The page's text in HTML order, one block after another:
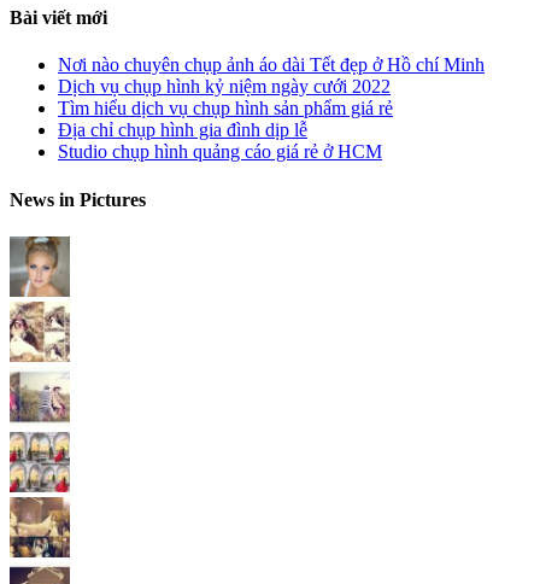
Bài viết mới
Nơi nào chuyên chụp ảnh áo dài Tết đẹp ở Hồ chí Minh
Dịch vụ chụp hình kỷ niệm ngày cưới 2022
Tìm hiểu dịch vụ chụp hình sản phẩm giá rẻ
Địa chỉ chụp hình gia đình dịp lễ
Studio chụp hình quảng cáo giá rẻ ở HCM
News in Pictures